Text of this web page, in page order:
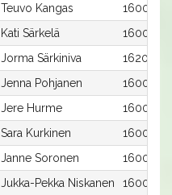
Teuvo Kangas
1600:8
Kati Särkelä
1600:12
Jorma Särkiniva
1620:1
Jenna Pohjanen
1600:7
Jere Hurme
1600:5
Sara Kurkinen
1600:9
Janne Soronen
1600:1
Jukka-Pekka Niskanen 1600:6